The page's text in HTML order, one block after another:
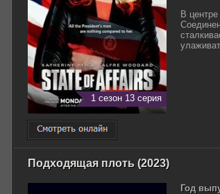
1 сезон 13 серия
В
Подходящая плоть (2023)
Год